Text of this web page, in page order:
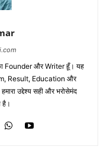
Founder और Writer हूँ। यह
Result, Education और
उद्देश्य सही और भरोसेमंद
है।